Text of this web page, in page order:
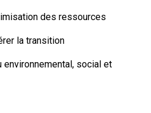
des ressources
la transition
environnemental, social et